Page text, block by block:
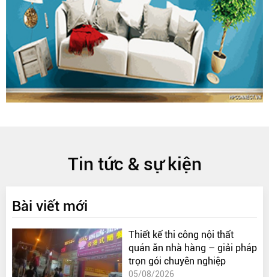
Tin tức & sự kiện
Bài viết mới
Thiết kế thi công nội thất
quán ăn nhà hàng – giải pháp
trọn gói chuyên nghiệp
05/08/2026